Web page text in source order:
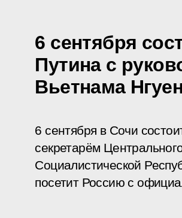
6 сентября
Путина с
Вьетнама
6 сентября в Сочи
секретарём
Социалистической
посетит Россию с